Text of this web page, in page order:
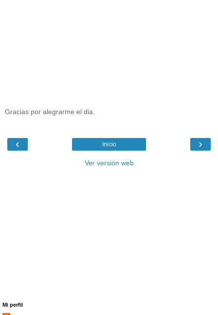
Gracias por alegrarme el dia.
‹ ›
Inicio
Ver versión web
Mi perfil